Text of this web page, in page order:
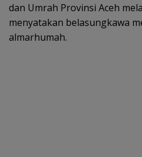
dan Umrah Provinsi Aceh
menyatakan belasungkawa
almarhumah.